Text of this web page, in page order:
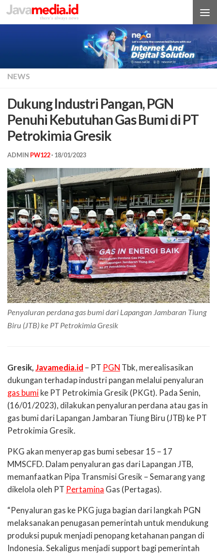
Skip to content
NEWS
Dukung Industri Pangan, PGN
Penuhi Kebutuhan Gas Bumi di PT
Petrokimia Gresik
ADMIN PW122· 18/01/2023
Penyaluran perdana gas bumi dari Lapangan Jambaran Tiung
Biru (JTB) ke PT Petrokimia Gresik
Gresik, Javamedia.id – PT PGN Tbk, merealisasikan
dukungan terhadap industri pangan melalui penyaluran
gas bumi ke PT Petrokimia Gresik (PKGt). Pada Senin,
(16/01/2023), dilakukan penyaluran perdana atau gas in
gas bumi dari Lapangan Jambaran Tiung Biru (JTB) ke PT
Petrokimia Gresik.
PKG akan menyerap gas bumi sebesar 15 – 17
MMSCFD. Dalam penyaluran gas dari Lapangan JTB,
memanfaatkan Pipa Transmisi Gresik – Semarang yang
dikelola oleh PT Pertamina Gas (Pertagas).
“Penyaluran gas ke PKG juga bagian dari langkah PGN
melaksanakan penugasan pemerintah untuk mendukung
produksi pupuk menjadi penopang ketahanan pangan di
Indonesia. Sekaligus menjadi support bagi pemerintah